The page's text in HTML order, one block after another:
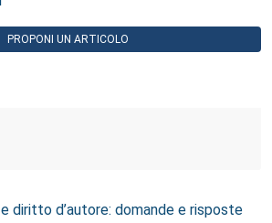
PROPONI UN ARTICOLO
diritto d’autore: domande e risposte